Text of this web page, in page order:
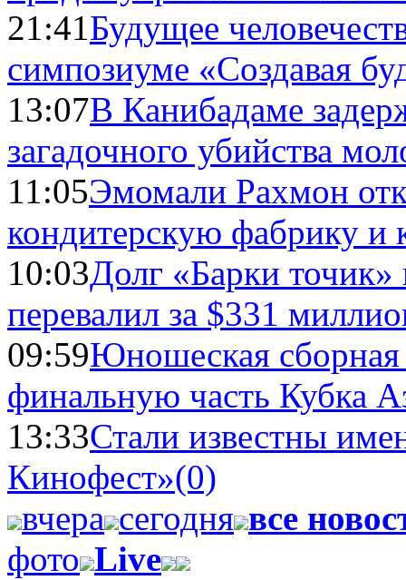
21:41Будущее
симпозиуме «Создавая
13:07В Канибадаме
загадочного убийства
11:05Эмомали Рахмон
кондитерскую фабрику и
10:03Долг «Барки
перевалил за $331
09:59Юношеская
финальную часть Кубка
13:33Стали известны
Кинофест»(0)
вчера сегодня все
фото Live